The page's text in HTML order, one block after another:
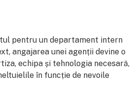
pentru un departament intern
angajarea unei agenții devine o
echipa și tehnologia necesară,
în funcție de nevoile